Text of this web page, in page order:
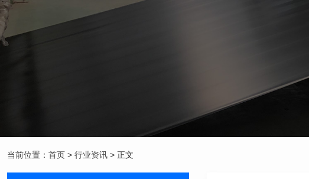
当前位置： 首页 > 行业资讯 > 正文